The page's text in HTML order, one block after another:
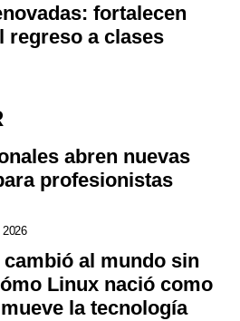
fortalecen
regreso a clases
abren nuevas
profesionistas
al mundo sin
Linux nació como
la tecnología